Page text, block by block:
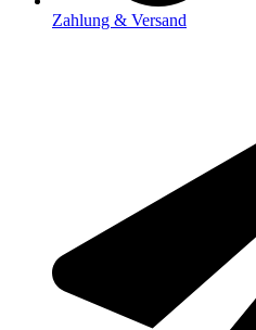
Zahlung & Versand